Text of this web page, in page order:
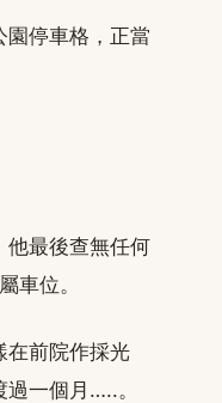
園停車格，正當
他最後查無任何
車位。
在前院作採光
一個月…..。